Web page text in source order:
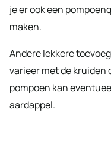
je er ook een
maken.
Andere lekkere
varieer met de kruiden
pompoen kan
aardappel.